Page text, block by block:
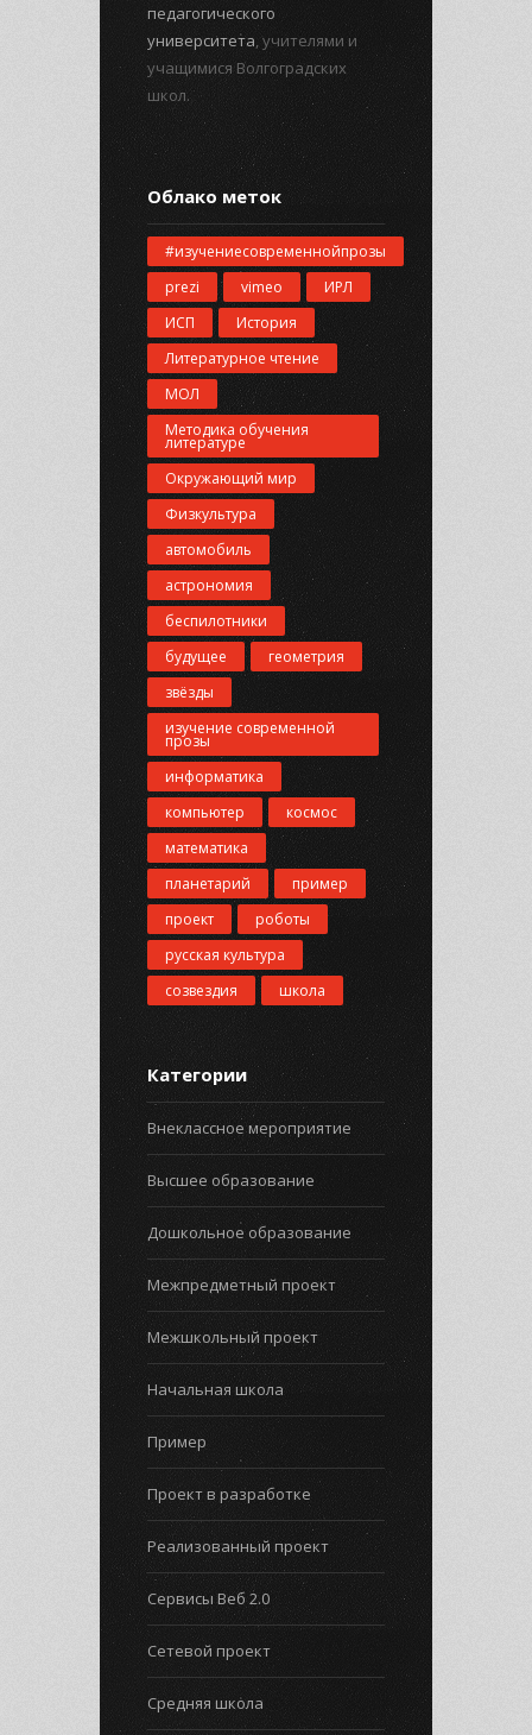
педагогического
университета, учителями и
учащимися Волгоградских
школ.
Облако меток
#изучениесовременнойпрозы
prezi
vimeo
ИРЛ
ИСП
История
Литературное чтение
МОЛ
Методика обучения
литературе
Окружающий мир
Физкультура
автомобиль
астрономия
беспилотники
будущее
геометрия
звёзды
изучение современной
прозы
информатика
компьютер
космос
математика
планетарий
пример
проект
роботы
русская культура
созвездия
школа
Категории
Внеклассное мероприятие
Высшее образование
Дошкольное образование
Межпредметный проект
Межшкольный проект
Начальная школа
Пример
Проект в разработке
Реализованный проект
Сервисы Веб 2.0
Сетевой проект
Средняя школа